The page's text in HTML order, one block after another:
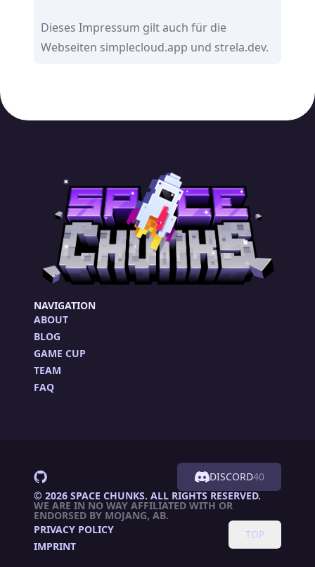
Dieses Impressum gilt auch für die
Webseiten simplecloud.app und strela.dev.
NAVIGATION
ABOUT
BLOG
GAME CUP
TEAM
FAQ
© 2026 SPACE CHUNKS. ALL RIGHTS RESERVED.
WE ARE IN NO WAY AFFILIATED WITH OR
ENDORSED BY MOJANG, AB.
DISCORD40
PRIVACY POLICY
IMPRINT
TOP